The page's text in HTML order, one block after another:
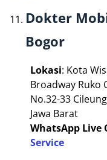
Dokter
Bogor
Lokasi: Kota
Broadway Ruko
No.32-33
Jawa Barat
WhatsApp Live
Service